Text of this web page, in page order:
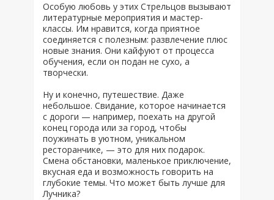
Особую любовь у этих Стрельцов вызывают
литературные мероприятия и мастер-
классы. Им нравится, когда приятное
соединяется с полезным: развлечение плюс
новые знания. Они кайфуют от процесса
обучения, если он подан не сухо, а
творчески.
Ну и конечно, путешествие. Даже
небольшое. Свидание, которое начинается
с дороги — например, поехать на другой
конец города или за город, чтобы
поужинать в уютном, уникальном
ресторанчике, — это для них подарок.
Смена обстановки, маленькое приключение,
вкусная еда и возможность говорить на
глубокие темы. Что может быть лучше для
Лучника?